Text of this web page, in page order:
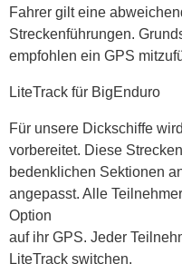
Fahrer gilt eine
Streckenführungen.
empfohlen ein GPS
LiteTrack für BigEnduro
Für unsere Dickschiffe
vorbereitet. Diese
bedenklichen Sektionen
angepasst. Alle
Option
auf ihr GPS. Jeder
LiteTrack switchen.